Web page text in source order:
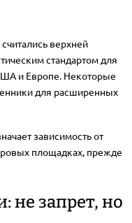
верхней
стандартом для
и Европе. Некоторые
для расширенных
зависимость от
площадках, прежде
не запрет, но